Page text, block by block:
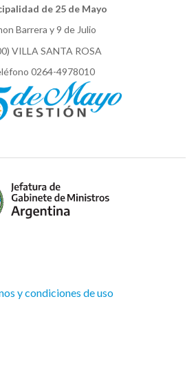
de 25 de Mayo
Barrera y 9 de Julio
VILLA SANTA ROSA
0264-4978010
y condiciones de uso(Abre